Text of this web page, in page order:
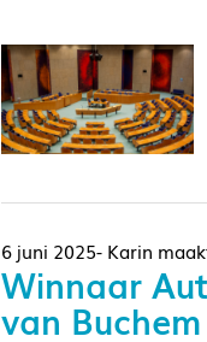
6 juni 2025- Karin
Winnaar
van Buchem